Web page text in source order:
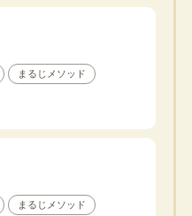
まるじメソッド
まるじメソッド